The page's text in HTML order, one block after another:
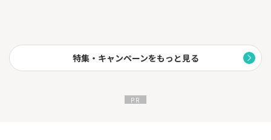
特集・キャンペーンをもっと見る